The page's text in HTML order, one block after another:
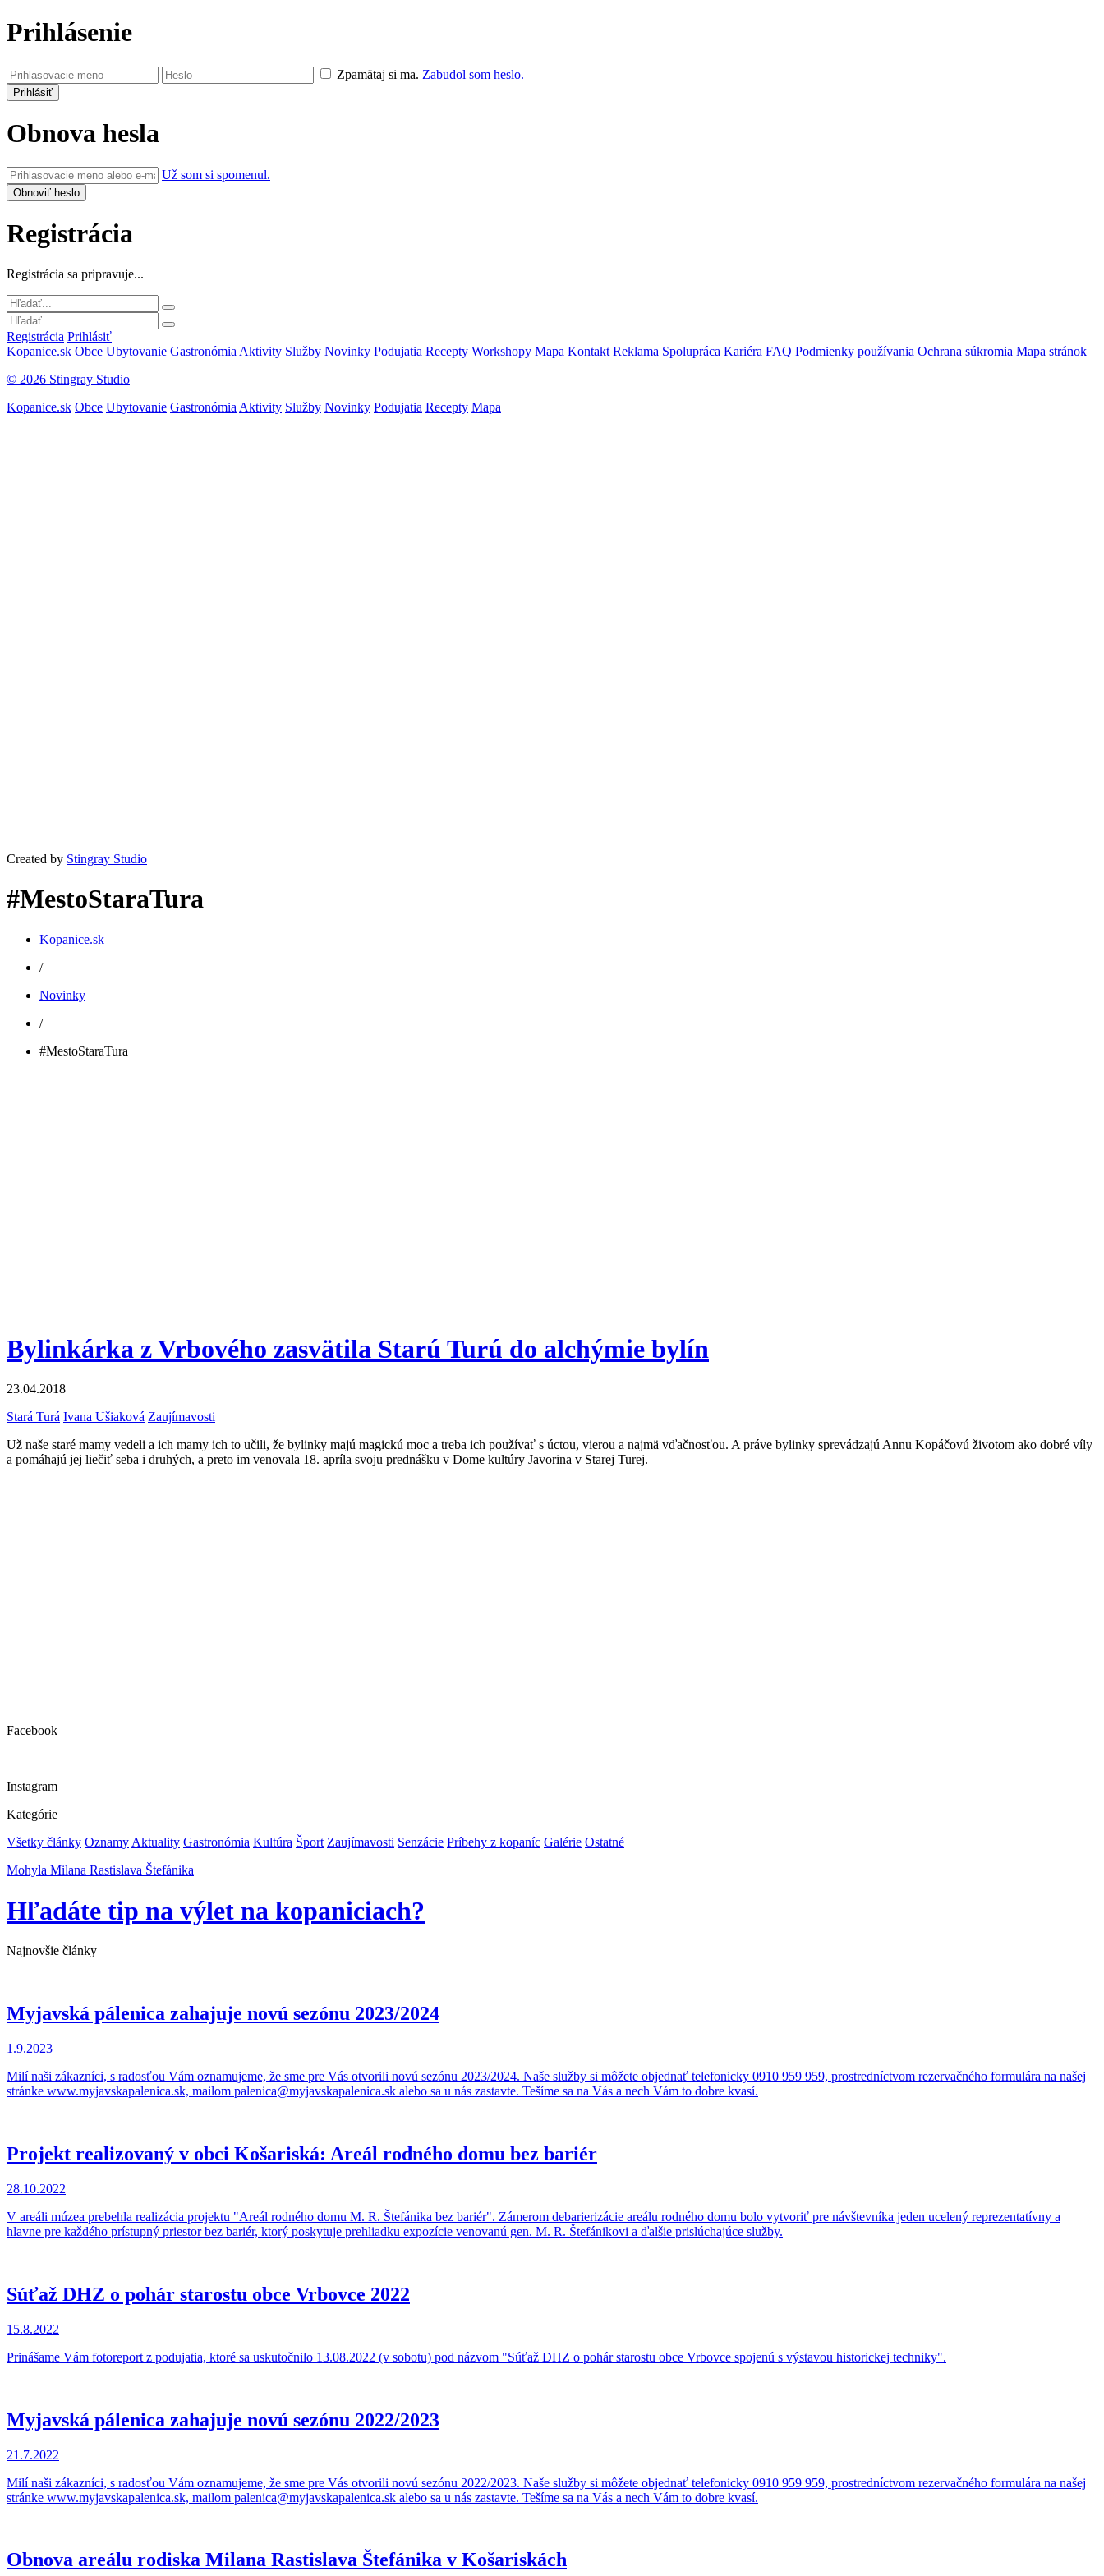
Prihlásenie
Zpamätaj si ma. Zabudol som heslo.
Obnova hesla
Už som si spomenul.
Registrácia
Registrácia sa pripravuje...
Registrácia Prihlásiť
Kopanice.sk Obce Ubytovanie Gastronómia Aktivity Služby Novinky Podujatia Recepty Workshopy Mapa Kontakt Reklama Spolupráca Kariéra FAQ Podmienky používania Ochrana súkromia Mapa stránok
© 2026 Stingray Studio
Kopanice.sk Obce Ubytovanie Gastronómia Aktivity Služby Novinky Podujatia Recepty Mapa
Created by Stingray Studio
#MestoStaraTura
Kopanice.sk
/
Novinky
/
#MestoStaraTura
Bylinkárka z Vrbového zasvätila Starú Turú do alchýmie bylín
23.04.2018
Stará Turá Ivana Ušiaková Zaujímavosti
Už naše staré mamy vedeli a ich mamy ich to učili, že bylinky majú magickú moc a treba ich používať s úctou, vierou a najmä vďačnosťou. A práve bylinky sprevádzajú Annu Kopáčovú životom ako dobré víly
a pomáhajú jej liečiť seba i druhých, a preto im venovala 18. apríla svoju prednášku v Dome kultúry Javorina v Starej Turej.
Facebook
Instagram
Kategórie
Všetky články Oznamy Aktuality Gastronómia Kultúra Šport Zaujímavosti Senzácie Príbehy z kopaníc Galérie Ostatné
Mohyla Milana Rastislava Štefánika
Hľadáte tip na výlet na kopaniciach?
Najnovšie články
Myjavská pálenica zahajuje novú sezónu 2023/2024
1.9.2023
Milí naši zákazníci, s radosťou Vám oznamujeme, že sme pre Vás otvorili novú sezónu 2023/2024. Naše služby si môžete objednať telefonicky 0910 959 959, prostredníctvom rezervačného formulára na našej
stránke www.myjavskapalenica.sk, mailom palenica@myjavskapalenica.sk alebo sa u nás zastavte. Tešíme sa na Vás a nech Vám to dobre kvasí.
Projekt realizovaný v obci Košariská: Areál rodného domu bez bariér
28.10.2022
V areáli múzea prebehla realizácia projektu "Areál rodného domu M. R. Štefánika bez bariér". Zámerom debarierizácie areálu rodného domu bolo vytvoriť pre návštevníka jeden ucelený reprezentatívny a
hlavne pre každého prístupný priestor bez bariér, ktorý poskytuje prehliadku expozície venovanú gen. M. R. Štefánikovi a ďalšie prislúchajúce služby.
Súťaž DHZ o pohár starostu obce Vrbovce 2022
15.8.2022
Prinášame Vám fotoreport z podujatia, ktoré sa uskutočnilo 13.08.2022 (v sobotu) pod názvom "Súťaž DHZ o pohár starostu obce Vrbovce spojenú s výstavou historickej techniky".
Myjavská pálenica zahajuje novú sezónu 2022/2023
21.7.2022
Milí naši zákazníci, s radosťou Vám oznamujeme, že sme pre Vás otvorili novú sezónu 2022/2023. Naše služby si môžete objednať telefonicky 0910 959 959, prostredníctvom rezervačného formulára na našej
stránke www.myjavskapalenica.sk, mailom palenica@myjavskapalenica.sk alebo sa u nás zastavte. Tešíme sa na Vás a nech Vám to dobre kvasí.
Obnova areálu rodiska Milana Rastislava Štefánika v Košariskách